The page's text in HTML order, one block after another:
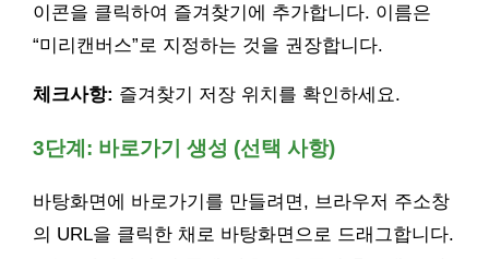
이콘을 클릭하여 즐겨찾기에 추가합니다. 이름은
“미리캔버스”로 지정하는 것을 권장합니다.
체크사항: 즐겨찾기 저장 위치를 확인하세요.
3단계: 바로가기 생성 (선택 사항)
바탕화면에 바로가기를 만들려면, 브라우저 주소창
의 URL을 클릭한 채로 바탕화면으로 드래그합니다.